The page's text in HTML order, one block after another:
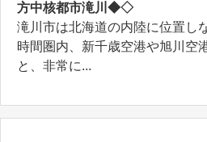
方中核都市滝川◆◇
滝川市は北海道の内陸に位置し
時間圏内、新千歳空港や旭川空
と、非常に...